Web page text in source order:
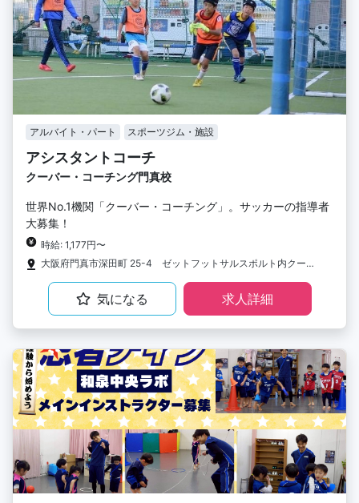
アルバイト・パート スポーツジム・施設
アシスタントコーチ
クーバー・コーチング門真校
世界No.1機関「クーバー・コーチング」。サッカーの指導者
大募集！
時給: 1,177円〜
大阪府門真市深田町 25-4 ゼットフットサルスポルト内クーバー・コーチング・サッカースクール
気になる 求人詳細